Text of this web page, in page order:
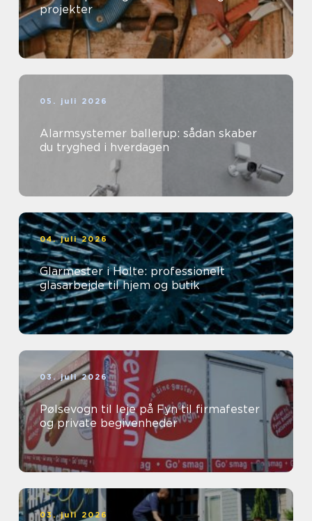
projekter
05. juli 2026
Alarmsystemer ballerup: sådan skaber
du tryghed i hverdagen
04. juli 2026
Glarmester i Holte: professionelt
glasarbejde til hjem og butik
03. juli 2026
Pølsevogn til leje på Fyn til firmafester
og private begivenheder
03. juli 2026